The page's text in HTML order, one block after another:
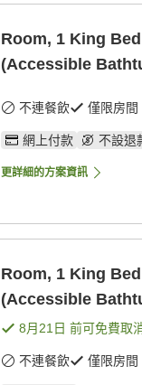
Room, 1 King
(Accessible
不連餐飲 僅限房間
網上付款 不設退
更詳細的方案資訊
Room, 1 King
(Accessible
8月21日 前可免費取
不連餐飲 僅限房間